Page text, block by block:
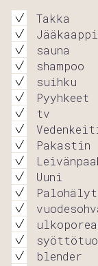
Takka
Jääkaappi
sauna
shampoo
suihku
Pyyhkeet
tv
Pakastin
Uuni
blender